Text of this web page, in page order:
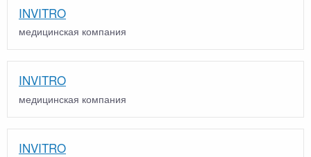
INVITRO
медицинская компания
INVITRO
медицинская компания
INVITRO